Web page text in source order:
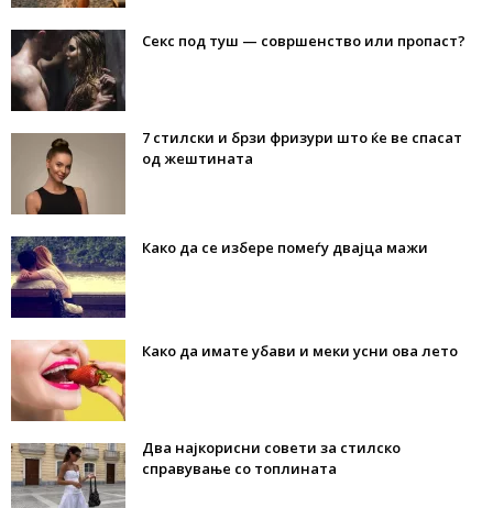
Секс под туш — совршенство или пропаст?
7 стилски и брзи фризури што ќе ве спасат
од жештината
Како да се избере помеѓу двајца мажи
Како да имате убави и меки усни ова лето
Два најкорисни совети за стилско
справување со топлината